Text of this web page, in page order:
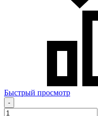
Быстрый просмотр
-